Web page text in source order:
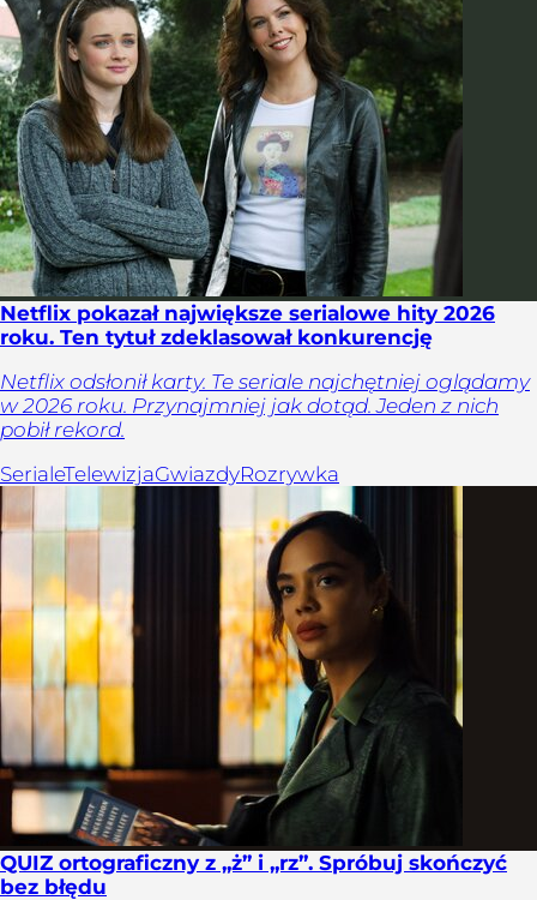
Netflix pokazał największe serialowe hity 2026
roku. Ten tytuł zdeklasował konkurencję
Netflix odsłonił karty. Te seriale najchętniej oglądamy
w 2026 roku. Przynajmniej jak dotąd. Jeden z nich
pobił rekord.
SerialeTelewizjaGwiazdyRozrywka
QUIZ ortograficzny z „ż” i „rz”. Spróbuj skończyć
bez błędu